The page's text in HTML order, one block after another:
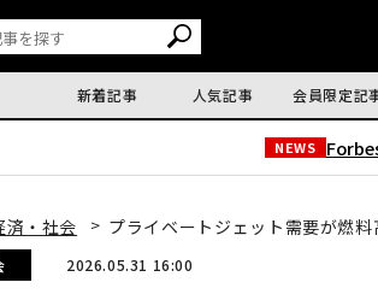
新着記事 人気記事 会員限定記
NEWS
済・社会 プライベートジェット需要が燃
2026.05.31 16:00